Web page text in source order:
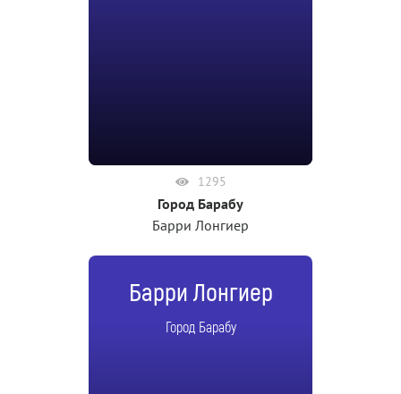
1295
Город Барабу
Барри Лонгиер
Барри Лонгиер
Город Барабу